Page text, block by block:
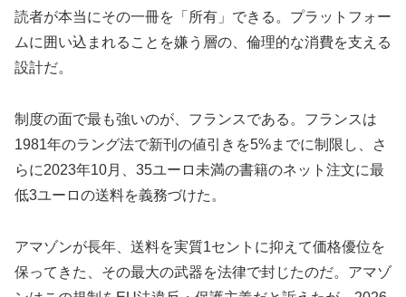
読者が本当にその一冊を「所有」できる。プラットフォー
ムに囲い込まれることを嫌う層の、倫理的な消費を支える
設計だ。
制度の面で最も強いのが、フランスである。フランスは
1981年のラング法で新刊の値引きを5%までに制限し、さ
らに2023年10月、35ユーロ未満の書籍のネット注文に最
低3ユーロの送料を義務づけた。
アマゾンが長年、送料を実質1セントに抑えて価格優位を
保ってきた、その最大の武器を法律で封じたのだ。アマゾ